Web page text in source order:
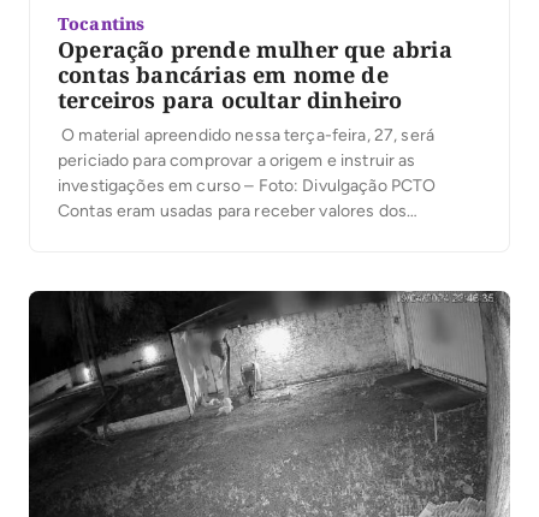
Tocantins
Operação prende mulher que abria
contas bancárias em nome de
terceiros para ocultar dinheiro
O material apreendido nessa terça-feira, 27, será
periciado para comprovar a origem e instruir as
investigações em curso – Foto: Divulgação PCTO
Contas eram usadas para receber valores dos
desta quarta-feira, 28, em Estreito–MA, uma mulher de
iniciais M.P.S., 40 […]